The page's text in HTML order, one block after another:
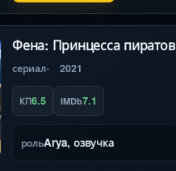
Фена: Принцесса пиратов
сериал 2021
КП6.5 IMDb7.1
рольArya, озвучка